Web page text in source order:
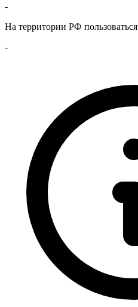
-
На территории РФ пользоваться
-